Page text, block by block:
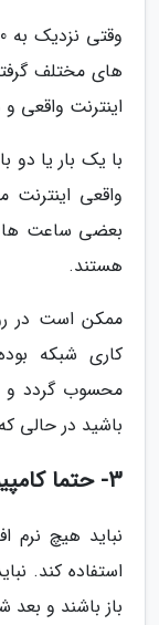
های مختلف
اینترنت واقعی
با یک بار یا
واقعی
بعضی ساعت
هستند.
ممکن است در
کاری شبکه
محسوب گردد و
باشید در حالی
3- حتما کامپیوتر یا لپ تاپ را ریستارت کنید
نباید هیچ نرم
استفاده کند.
باز باشند و